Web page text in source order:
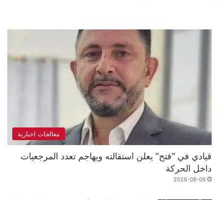
معالجات اخبارية
قيادي في “فتح” يعلن استقالته ويهاجم تعدد المرجعيات
داخل الحركة
2026-08-06